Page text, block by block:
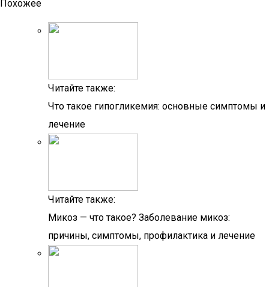
Похожее
Читайте также:
Что такое гипогликемия: основные симптомы и
лечение
Читайте также:
Микоз — что такое? Заболевание микоз:
причины, симптомы, профилактика и лечение